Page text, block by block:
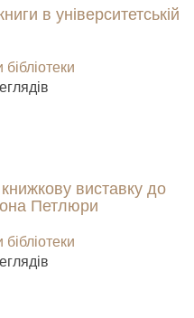
в університетській
виставку до
Петлюри